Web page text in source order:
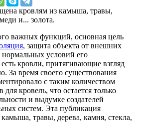
кровлям из камыша, травы,
и... золота.
важных функций, основная цель
, защита объекта от внешних
нормальных условий его
кровли, притягивающие взгляд
За время своего существования
с таким количеством
кровель, что остается только
и выдумке создателей
систем. Эта публикация
травы, дерева, камня, стекла,